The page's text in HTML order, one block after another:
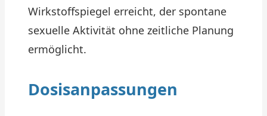
Wirkstoffspiegel erreicht, der spontane
sexuelle Aktivität ohne zeitliche Planung
ermöglicht.
Dosisanpassungen